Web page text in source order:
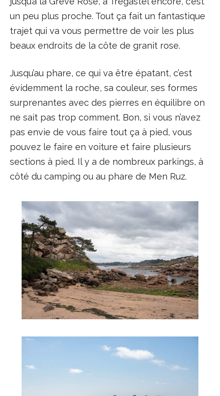
un peu plus proche. Tout ça fait un fantastique
trajet qui va vous permettre de voir les plus
beaux endroits de la côte de granit rose.
Jusqu’au phare, ce qui va être épatant, c’est
évidemment la roche, sa couleur, ses formes
surprenantes avec des pierres en équilibre on
ne sait pas trop comment. Bon, si vous n’avez
pas envie de vous faire tout ça à pied, vous
pouvez le faire en voiture et faire plusieurs
sections à pied. Il y a de nombreux parkings, à
côté du camping ou au phare de Men Ruz.